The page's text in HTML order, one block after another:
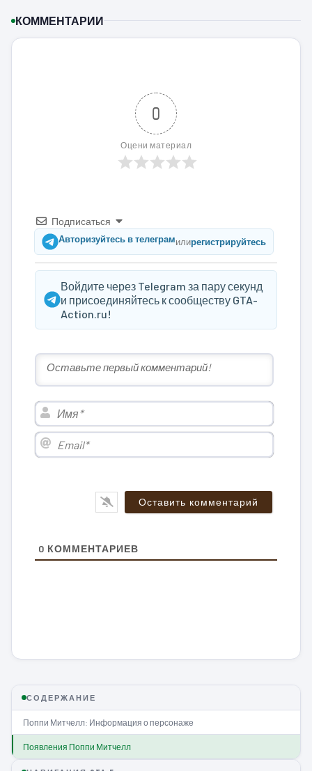
КОММЕНТАРИИ
0
Оцени материал
Подписаться
Авторизуйтесь в телеграмилирегистрируйтесь
Войдите через Telegram за пару секунд
и присоединяйтесь к сообществу GTA-
Action.ru!
Имя*
Email*
0 КОММЕНТАРИЕВ
СОДЕРЖАНИЕ
Поппи Митчелл: Информация о персонаже
Появления Поппи Митчелл